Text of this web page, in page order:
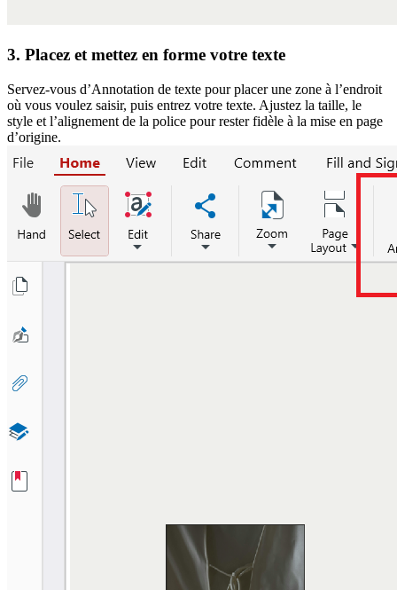
3. Placez et mettez en forme votre texte
Servez-vous d’Annotation de texte pour placer une zone à l’endroit
où vous voulez saisir, puis entrez votre texte. Ajustez la taille, le
style et l’alignement de la police pour rester fidèle à la mise en page
d’origine.